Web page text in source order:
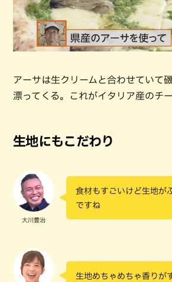
アーサは生クリームと合わせていて
漂ってくる。これがイタリア産のチ
生地にもこだわり
大川豊治
食材もすごいけど生地が
ですね
生地めちゃめちゃ香りが